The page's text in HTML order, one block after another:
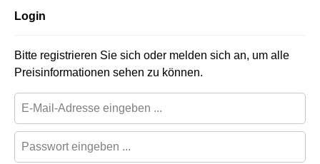
Login
Bitte registrieren Sie sich oder melden sich an, um alle
Preisinformationen sehen zu können.